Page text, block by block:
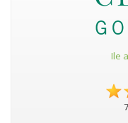
Ile